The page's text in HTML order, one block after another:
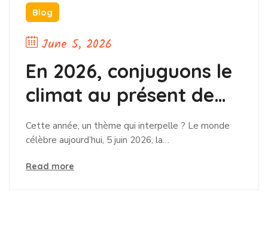
conjuguons le
présent de
qui interpelle ? Le monde
5 juin 2026, la…